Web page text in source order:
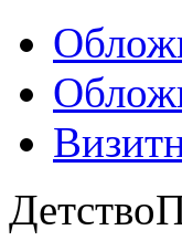
Детство